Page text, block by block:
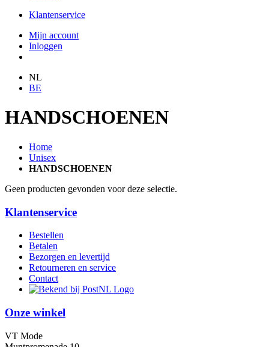
Klantenservice
Mijn account
Inloggen
NL
BE
HANDSCHOENEN
Home
Unisex
HANDSCHOENEN
Geen producten gevonden voor deze selectie.
Klantenservice
Bestellen
Betalen
Bezorgen en levertijd
Retourneren en service
Contact
Onze winkel
VT Mode